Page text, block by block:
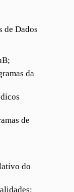
de Dados
da
de
do